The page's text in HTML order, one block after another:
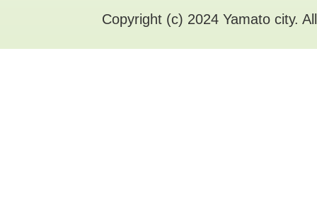
Copyright (c) 2024 Yamato city.